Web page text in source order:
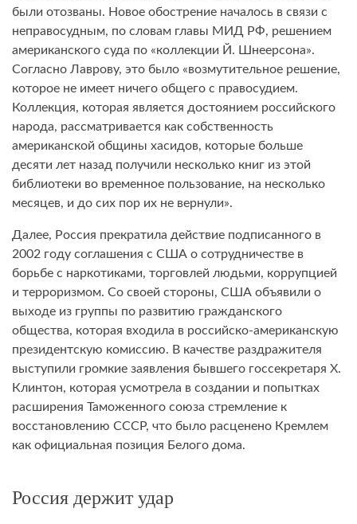
были отозваны. Новое обострение началось в связи с
неправосудным, по словам главы МИД РФ, решением
американского суда по «коллекции Й. Шнеерсона».
Согласно Лаврову, это было «возмутительное решение,
которое не имеет ничего общего с правосудием.
Коллекция, которая является достоянием российского
народа, рассматривается как собственность
американской общины хасидов, которые больше
десяти лет назад получили несколько книг из этой
библиотеки во временное пользование, на несколько
месяцев, и до сих пор их не вернули».
Далее, Россия прекратила действие подписанного в
2002 году соглашения с США о сотрудничестве в
борьбе с наркотиками, торговлей людьми, коррупцией
и терроризмом. Со своей стороны, США объявили о
выходе из группы по развитию гражданского
общества, которая входила в российско-американскую
президентскую комиссию. В качестве раздражителя
выступили громкие заявления бывшего госсекретаря Х.
Клинтон, которая усмотрела в создании и попытках
расширения Таможенного союза стремление к
восстановлению СССР, что было расценено Кремлем
как официальная позиция Белого дома.
Россия держит удар